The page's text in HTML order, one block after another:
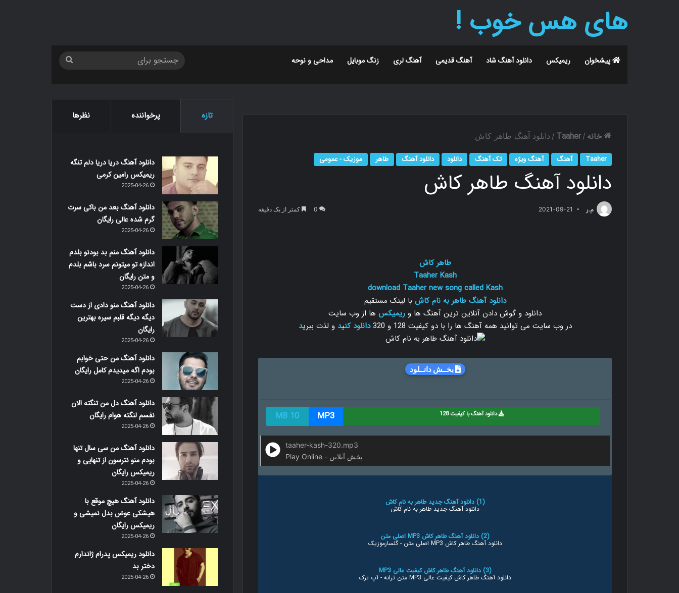
های هس خوب !
پیشخوان ریمیکس دانلود آهنگ شاد آهنگ قدیمی آهنگ لری زنگ موبایل مداحی و نوحه
خانه /
Taaher
/ دانلود آهنگ طاهر کاش
Taaher آهنگ آهنگ ویژه تک آهنگ دانلود دانلود آهنگ طاهر موزیک - عمومی
دانلود آهنگ طاهر کاش
م.ر 2021-09-21
0 کمتر از یک دقیقه
طاهر کاش
Taaher Kash
download Taaher new song called Kash
دانلود آهنگ طاهر به نام کاش با لینک مستقیم
دانلود و گوش دادن آنلاین ترین آهنگ ها و ریمیکس ها از وب سایت
در وب سایت می توانید همه آهنگ ها را با دو کیفیت 128 و 320
دانلود کنید و لذت ببرید
بخــش دانــلود
دانلود آهنگ با کیفیت 128 MP3
10 MB
taaher-kash-320.mp3
Play Online - پخش آنلاین
(1) دانلود آهنگ جدید طاهر به نام کاش
دانلود آهنگ جدید طاهر به نام کاش
(2) دانلود آهنگ طاهر کاش MP3 اصلی متن
دانلود آهنگ طاهر کاش MP3 اصلی متن - گلسارموزیک
(3) دانلود آهنگ طاهر کاش کیفیت عالی MP3
دانلود آهنگ طاهر کاش کیفیت عالی MP3 متن ترانه - آپ ترک
تازه پرخواننده نظرها
دانلود آهنگ دریا دریا دلم تنگه
ریمیکس رامین کرمی
2025-04-26
دانلود آهنگ بعد من باکی سرت
گرم شده عالی رایگان
2025-04-26
دانلود آهنگ منم بد بودنو بلدم
اندازه تو میتونم سرد باشم بلدم
و متن رایگان
2025-04-26
دانلود آهنگ منو دادی از دست
دیگه دیگه قلبم سیره بهترین
رایگان
2025-04-26
دانلود آهنگ من حتی خوابم
بودم اگه میدیدم کامل رایگان
2025-04-26
دانلود آهنگ دل من تنگته الان
نفسم لنگته هوام رایگان
2025-04-26
دانلود آهنگ من سی سال تنها
بودم منو نترسون از تنهایی و
ریمیکس رایگان
2025-04-26
دانلود آهنگ هیچ موقع با
هیشکی عوض بدل نمیشی و
ریمیکس رایگان
2025-04-26
دانلود ریمیکس پدرام ژاندارم
دختر بد
2025-04-26